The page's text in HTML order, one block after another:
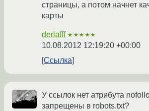
страницы, а потом начнет
карты
derlafff ★★★★★
10.08.2012 12:19:20 +00:00
Ссылка
У ссылок нет атрибута
запрещены в robots.txt?